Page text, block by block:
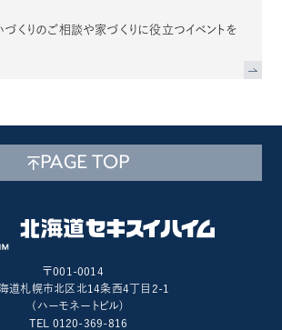
くりのご相談や家づくりに役立つイベントを
PAGE TOP
〒001-0014
道札幌市北区北14条西4丁目2-1
(ハーモネートビル)
TEL 0120-369-816